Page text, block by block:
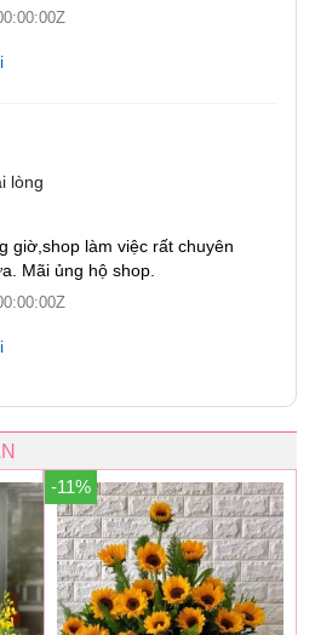
lòng
giờ,shop làm việc rất chuyên
Mãi ủng hộ shop.
-11%